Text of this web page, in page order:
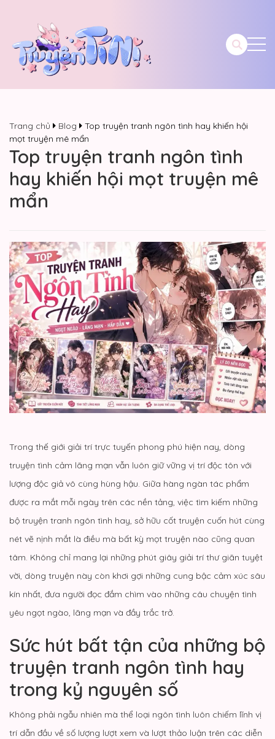
Trang chủ Blog
Top truyện tranh ngôn tình hay khiến hội
mọt truyện mê mẩn
Top truyện tranh ngôn tình
hay khiến hội mọt truyện mê
mẩn
Trong thế giới giải trí trực tuyến phong phú hiện nay, dòng
truyện tình cảm lãng mạn vẫn luôn giữ vững vị trí độc tôn với
lượng độc giả vô cùng hùng hậu. Giữa hàng ngàn tác phẩm
được ra mắt mỗi ngày trên các nền tảng, việc tìm kiếm những
bộ truyện tranh ngôn tình hay, sở hữu cốt truyện cuốn hút cùng
nét vẽ nịnh mắt là điều mà bất kỳ mọt truyện nào cũng quan
tâm. Không chỉ mang lại những phút giây giải trí thư giãn tuyệt
vời, dòng truyện này còn khơi gợi những cung bậc cảm xúc sâu
kín nhất, đưa người đọc đắm chìm vào những câu chuyện tình
yêu ngọt ngào, lãng mạn và đầy trắc trở.
Sức hút bất tận của những bộ
truyện tranh ngôn tình hay
trong kỷ nguyên số
Không phải ngẫu nhiên mà thể loại ngôn tình luôn chiếm lĩnh vị
trí dẫn đầu về số lượng lượt xem và lượt thảo luận trên các diễn